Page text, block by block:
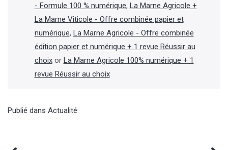
- Formule 100 % numérique, La Marne Agricole +
La Marne Viticole - Offre combinée papier et
numérique, La Marne Agricole - Offre combinée
édition papier et numérique + 1 revue Réussir au
choixor La Marne Agricole 100% numérique + 1
revue Réussir au choix
Publié dans Actualité